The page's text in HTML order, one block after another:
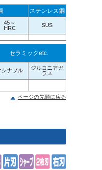
ステンレス鋼
45～
HRC
SUS
セラミックetc.
シナブル
ジルコニアガ
ラス
ページの先頭に戻る